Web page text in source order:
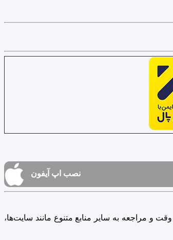
نصب اپ آیفون
و مراجعه به سایر منابع متنوع مانند سایت‌ها،